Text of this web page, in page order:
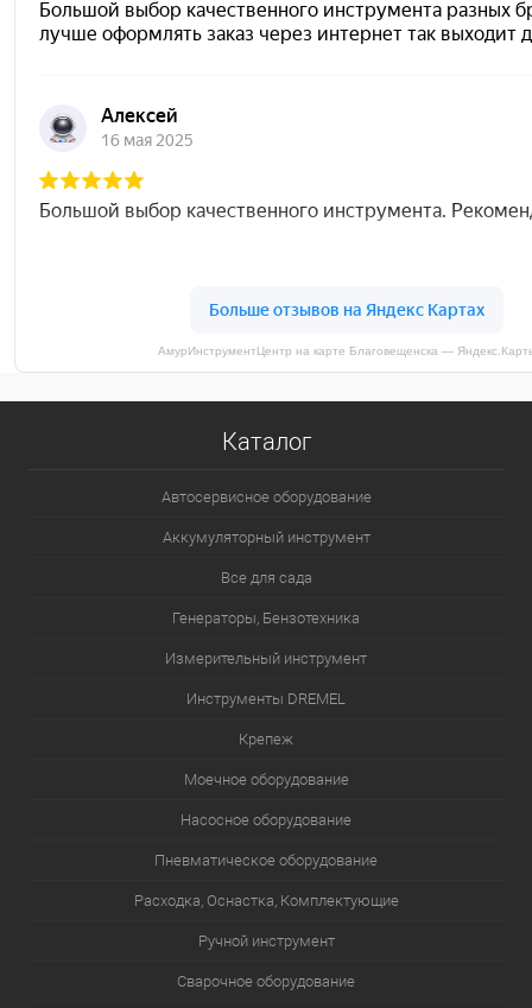
АмурИнструментЦентр на карте Благовещенска —
Каталог
Автосервисное оборудование
Аккумуляторный инструмент
Все для сада
Генераторы, Бензотехника
Измерительный инструмент
Инструменты DREMEL
Крепеж
Моечное оборудование
Насосное оборудование
Пневматическое оборудование
Расходка, Оснастка, Комплектующие
Ручной инструмент
Сварочное оборудование